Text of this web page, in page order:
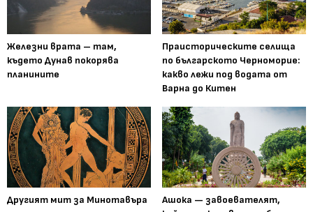
Железни врата – там,
където Дунав покорява
планините
Праисторическите селища
по българското Черноморие:
какво лежи под водата от
Варна до Китен
Другият мит за Минотавъра
Ашока — завоевателят,